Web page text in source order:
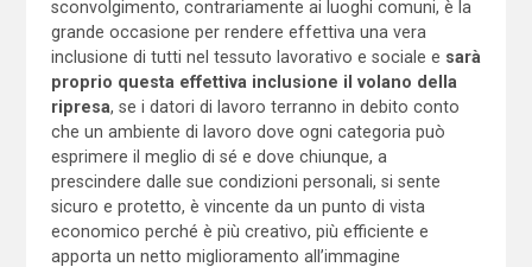
sconvolgimento, contrariamente ai luoghi comuni, è la
grande occasione per rendere effettiva una vera
inclusione di tutti nel tessuto lavorativo e sociale e sarà
proprio questa effettiva inclusione il volano della
ripresa, se i datori di lavoro terranno in debito conto
che un ambiente di lavoro dove ogni categoria può
esprimere il meglio di sé e dove chiunque, a
prescindere dalle sue condizioni personali, si sente
sicuro e protetto, è vincente da un punto di vista
economico perché è più creativo, più efficiente e
apporta un netto miglioramento all’immagine